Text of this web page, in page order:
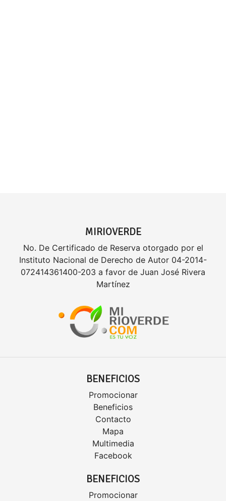
MIRIOVERDE
No. De Certificado de Reserva otorgado por el
Instituto Nacional de Derecho de Autor 04-2014-
072414361400-203 a favor de Juan José Rivera
Martínez
BENEFICIOS
Promocionar
Beneficios
Contacto
Mapa
Multimedia
Facebook
BENEFICIOS
Promocionar